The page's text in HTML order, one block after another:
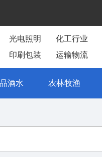
光电照明 化工行业
印刷包装 运输物流
酒水 农林牧渔